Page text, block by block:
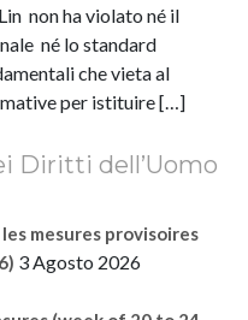
non ha violato né il
né lo standard
che vieta al
per istituire […]
Diritti dell’Uomo
mesures provisoires
3 Agosto 2026